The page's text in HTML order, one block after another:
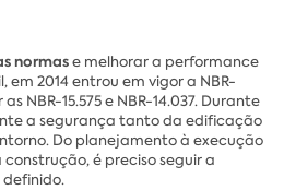
normase melhorar a performance
em 2014 entrou em vigor a NBR-
NBR-15.575 e NBR-14.037. Durante
a segurança tanto da edificação
Do planejamento à execução
é preciso seguir a